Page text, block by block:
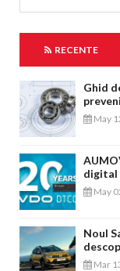
RECENTE
Ghid
May
digital
May
Noul
Mar